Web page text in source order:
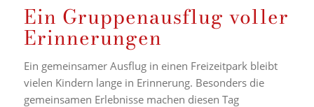
Ein Gruppenausflug voller
Erinnerungen
Ein gemeinsamer Ausflug in einen Freizeitpark bleibt
vielen Kindern lange in Erinnerung. Besonders die
gemeinsamen Erlebnisse machen diesen Tag